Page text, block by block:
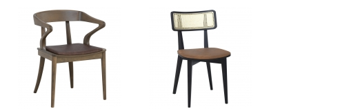
VER VER